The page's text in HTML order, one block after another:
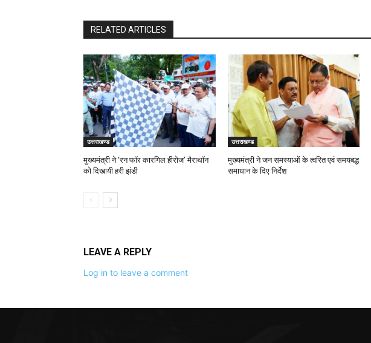
RELATED ARTICLES
उत्तराखण्ड
मुख्यमंत्री ने ‘रन फॉर कारगिल हीरोज’ मैराथॉन
को दिखायी हरी झंडी
उत्तराखण्ड
मुख्यमंत्री ने जन समस्याओं के त्वरित एवं समयबद्ध
समाधान के दिए निर्देश
LEAVE A REPLY
Log in to leave a comment